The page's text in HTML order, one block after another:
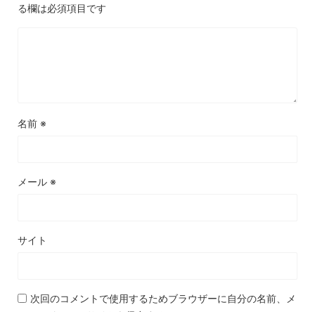
る欄は必須項目です
名前 ※
メール ※
サイト
次回のコメントで使用するためブラウザーに自分の名前、メ